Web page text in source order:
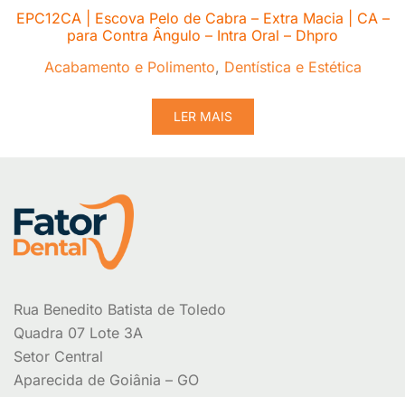
EPC12CA | Escova Pelo de Cabra – Extra Macia | CA –
para Contra Ângulo – Intra Oral – Dhpro
Acabamento e Polimento, Dentística e Estética
LER MAIS
Rua Benedito Batista de Toledo
Quadra 07 Lote 3A
Setor Central
Aparecida de Goiânia – GO